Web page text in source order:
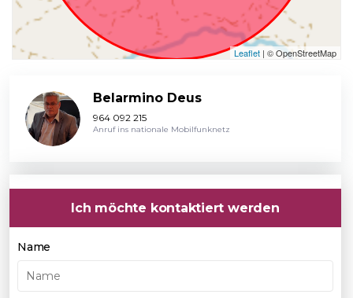
Leaflet | © OpenStreetMap
Belarmino Deus
964 092 215
Anruf ins nationale Mobilfunknetz
Ich möchte kontaktiert werden
Name